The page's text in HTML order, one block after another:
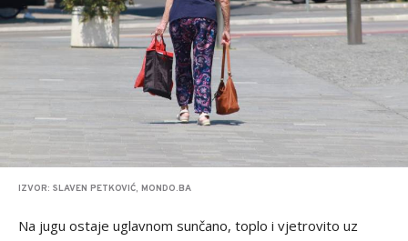
IZVOR: SLAVEN PETKOVIĆ, MONDO.BA
Na jugu ostaje uglavnom sunčano, toplo i vjetrovito uz